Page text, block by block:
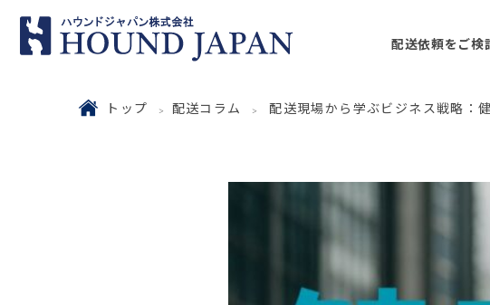
配送依頼をご検
トップ 配送コラム 配送現場から学ぶビジネス戦略：